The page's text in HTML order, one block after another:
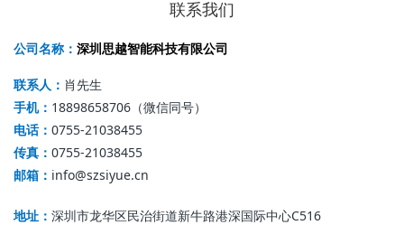
联系我们
公司名称： 深圳思越智能科技有限公司
联系人： 肖先生
手机： 18898658706（微信同号）
电话： 0755-21038455
传真 ： 0755-21038455
邮箱 ： info@szsiyue.cn
地址 ： 深圳市龙华区民治街道新牛路港深国际中心C516